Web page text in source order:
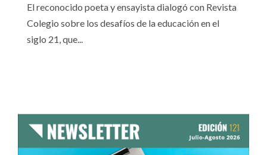
El reconocido poeta y ensayista dialogó con Revista
Colegio sobre los desafíos de la educación en el
siglo 21, que...